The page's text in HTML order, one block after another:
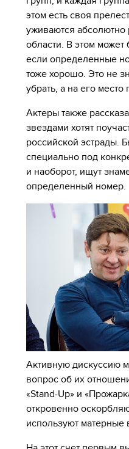
этом есть своя
уживаются
области. В этом может
если определенные
тоже хорошо. Это не
убрать, а на его место
Актеры также
звездами хотят
российской эстрады.
специально под
и наоборот, ищут
определенный номер.
Активную дискуссию
вопрос об их
«Stand-Up» и
откровенно
используют